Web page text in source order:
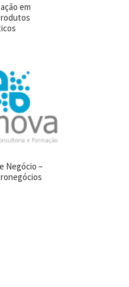
em
Negócio –